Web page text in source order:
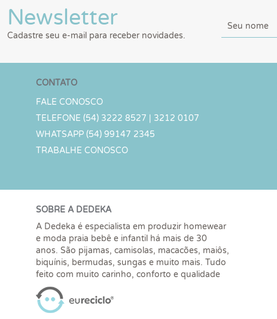
Newsletter
Cadastre seu e-mail para receber novidades.
CONTATO
FALE CONOSCO
TELEFONE (54) 3222 8527 | 3212 0107
WHATSAPP (54) 99147 2345
TRABALHE CONOSCO
SOBRE A DEDEKA
A Dedeka é especialista em produzir homewear
e moda praia bebê e infantil há mais de 30
anos. São pijamas, camisolas, macacões, maiôs,
biquínis, bermudas, sungas e muito mais. Tudo
feito com muito carinho, conforto e qualidade